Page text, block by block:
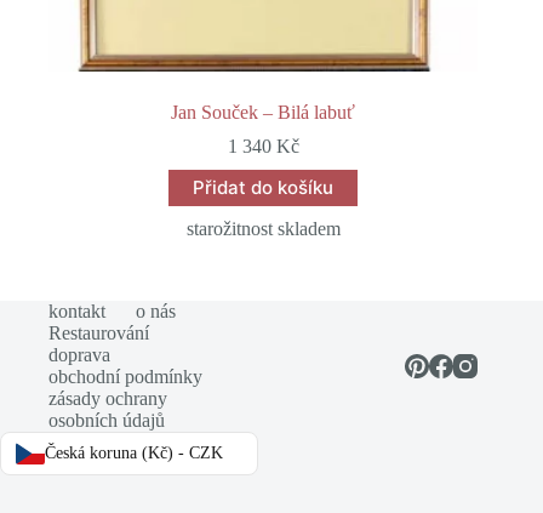
Jan Souček – Bilá labuť
1 340 Kč
Přidat do košíku
starožitnost skladem
kontakt
o nás
Restaurování
doprava
obchodní podmínky
zásady ochrany
osobních údajů
Česká koruna (Kč) - CZK